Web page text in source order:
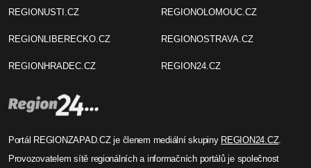
REGIONUSTI.CZ
REGIONLIBERECKO.CZ
REGIONHRADEC.CZ
REGIONOLOMOUC.CZ
REGIONOSTRAVA.CZ
REGION24.CZ
Portál REGIONZAPAD.CZ je členem mediální skupiny REGION24.CZ.
Provozovatelem sítě regionálních a informačních portálů je společnost